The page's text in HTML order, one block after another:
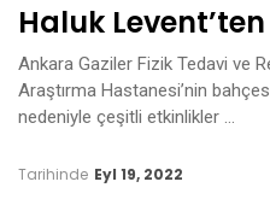
Haluk
Ankara Gaziler Fizik Tedavi ve
Araştırma Hastanesi’nin
nedeniyle çeşitli etkinlikler …
Tarihinde Eyl 19, 2022